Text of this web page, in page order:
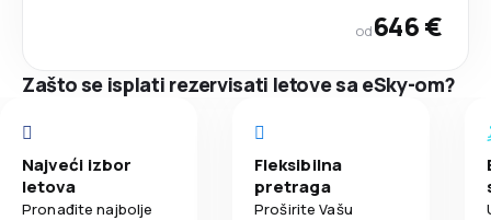
od646 €
Zašto se isplati rezervisati letove sa eSky-om?
Najveći izbor
letova
Pronađite najbolje
Fleksibilna
pretraga
Proširite Vašu